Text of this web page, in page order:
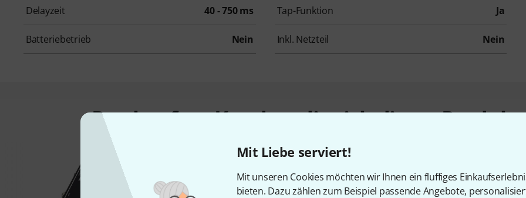
Mit Liebe serviert!
Mit unseren Cookies möchten wir Ihnen ein fluffiges
bieten. Dazu zählen zum Beispiel passende Angebote,
Delayzeit 40 - 750 ms Tap-Funktion Ja
Batteriebetrieb Nein Inkl. Netzteil Nein
Das kauften Kunden, die sich dieses